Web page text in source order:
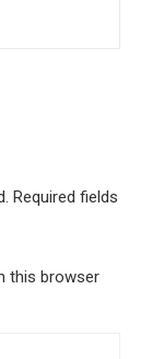
Required fields
this browser